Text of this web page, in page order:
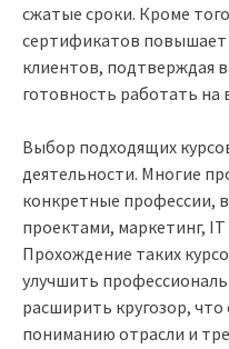
сжатые сроки. Кроме
сертификатов повышает
клиентов, подтверждая
готовность работать на
Выбор подходящих
деятельности. Многие
конкретные профессии,
проектами, маркетинг,
Прохождение таких
улучшить
расширить кругозор, что
пониманию отрасли и